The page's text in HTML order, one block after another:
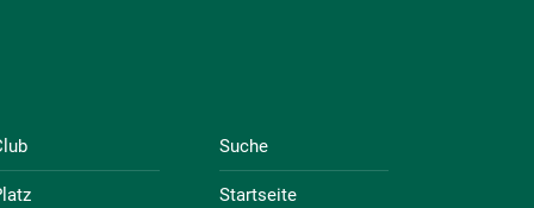
Suche
Startseite